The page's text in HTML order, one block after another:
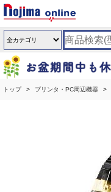
トップ プリンタ・PC周辺機器